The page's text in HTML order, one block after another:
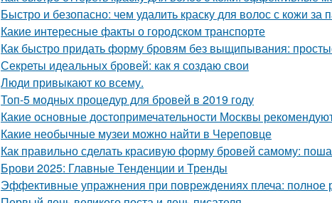
Быстро и безопасно: чем удалить краску для волос с кожи за
Какие интересные факты о городском транспорте
Как быстро придать форму бровям без выщипывания:
Секреты идеальных бровей: как я создаю свои
Люди привыкают ко всему.
Топ-5 модных процедур для бровей в 2019 году
Какие основные достопримечательности Москвы
Какие необычные музеи можно найти в Череповце
Как правильно сделать красивую форму бровей самому:
Брови 2025: Главные Тенденции и Тренды
Эффективные упражнения при повреждениях плеча: полное